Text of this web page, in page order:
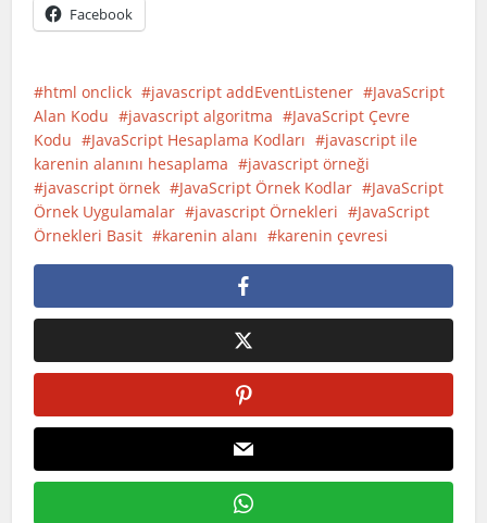
Facebook
html onclick javascript addEventListener
JavaScript
Alan Kodu
javascript algoritma
JavaScript Çevre
Kodu
JavaScript Hesaplama Kodları
javascript ile
karenin alanını hesaplama
javascript örneği
javascript örnek
JavaScript Örnek Kodlar
JavaScript
Örnek Uygulamalar
javascript Örnekleri
JavaScript
Örnekleri Basit
karenin alanı karenin çevresi